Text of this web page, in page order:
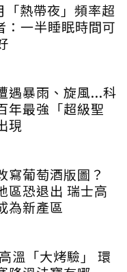
熱帶夜」頻率超
：一半睡眠時間可
遇暴雨、旋風...科
年最強「超級聖
現
寫葡萄酒版圖？
區恐退出 瑞士高
為新產區
溫「大烤驗」 環